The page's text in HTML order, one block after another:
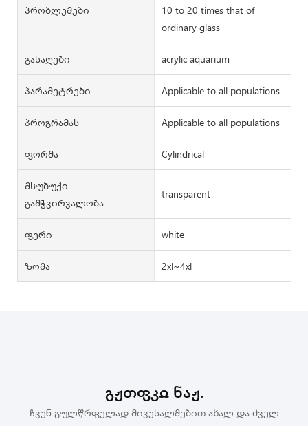
Პრობლემები
10 to 20 times that of
ordinary glass
Გასაღები acrylic aquarium
Პარამეტრები Applicable to all populations
Პროგრამას Applicable to all populations
Ფორმა Cylindrical
Მსუბუქი
Გამჭვირვალობა
transparent
Ფერი white
Ზომა 2xl~4xl
Გჟთფკჲ Ნაჟ.
ჩვენ გულწრფელად მივესალმებით ახალ და ძველ